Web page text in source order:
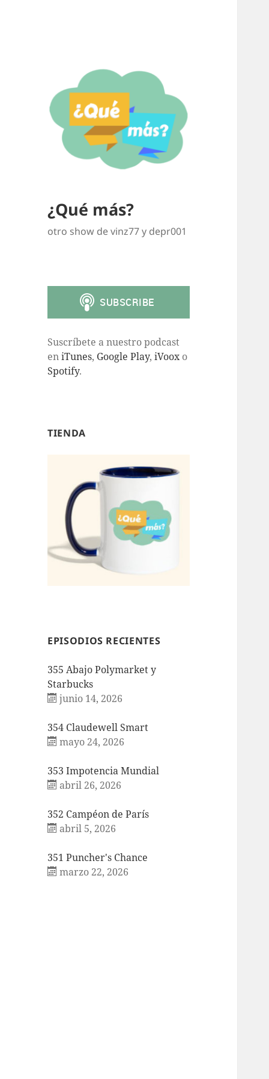
¿Qué más?
otro show de vinz77 y depr001
Suscríbete a nuestro podcast
eniTunes, Google Play,iVooxo
Spotify.
TIENDA
EPISODIOS RECIENTES
355 Abajo Polymarket y
Starbucks
junio 14, 2026
354 Claudewell Smart
mayo 24, 2026
353 Impotencia Mundial
abril 26, 2026
352 Campéon de París
abril 5, 2026
351 Puncher's Chance
marzo 22, 2026